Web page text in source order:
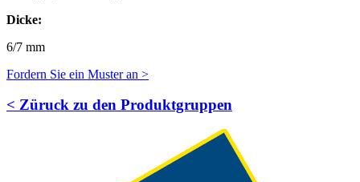
Dicke:
6/7 mm
Fordern Sie ein Muster an >
< Züruck zu den Produktgruppen